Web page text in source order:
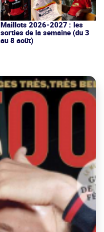
Maillots 2026-2027 : les
sorties de la semaine (du 3
au 8 août)